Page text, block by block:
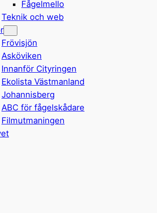
Fågelmello
Teknik och web
Frövisjön
Asköviken
Innanför Cityringen
Ekolista Västmanland
Johannisberg
ABC för fågelskådare
Filmutmaningen